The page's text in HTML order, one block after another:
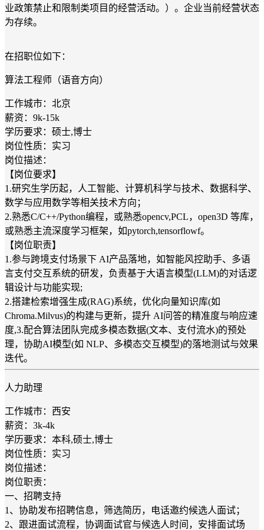
业政策禁止和限制类项目的经营活动。）。企业当前经营状态
为存续。
在招职位如下：
算法工程师（语音方向）
工作城市：北京
薪资：9k-15k
学历要求：硕士,博士
岗位性质：实习
岗位描述：
【岗位要求】
1.研究生学历起，人工智能、计算机科学与技术、数据科学、
数学与应用数学等相关技术方向；
2.熟悉C/C++/Python编程，或熟悉opencv,PCL，open3D 等库，
或熟悉主流深度学习框架，如pytorch,tensorflowf。
【岗位职责】
1.参与跨境支付场景下 AI产品落地，如智能风控助手、多语
言支付交互系统的研发，负责基于大语言模型(LLM)的对话逻
辑设计与功能实现;
2.搭建检索增强生成(RAG)系统，优化向量知识库(如
Chroma.Milvus)的构建与更新，提升 AI问答的精准度与响应速
度,3.配合算法团队完成多模态数据(文本、支付流水)的预处
理，协助AI模型(如 NLP、多模态交互模型)的落地测试与效果
迭代。
人力助理
工作城市：西安
薪资：3k-4k
学历要求：本科,硕士,博士
岗位性质：实习
岗位描述：
岗位职责：
一、招聘支持
1、协助发布招聘信息，筛选简历，电话邀约候选人面试；
2、跟进面试流程，协调面试官与候选人时间，安排面试场